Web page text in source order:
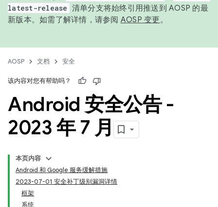
latest-release 清单分支将始终引用推送到 AOSP 的最
新版本。如需了解详情，请参阅 AOSP 变更。
AOSP 文档 安全
该内容对您有帮助吗？
Android 安全公告 -
2023 年 7 月
本页内容
Android 和 Google 服务缓解措施
2023-07-01 安全补丁级别漏洞详情
框架
系统